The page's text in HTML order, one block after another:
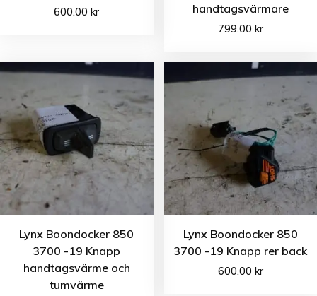
600.00kr
handtagsvärmare
799.00 kr
Lynx Boondocker 850
3700 -19 Knapp
handtagsvärme och
tumvärme
Lynx Boondocker 850
3700 -19 Knapp rer back
600.00 kr